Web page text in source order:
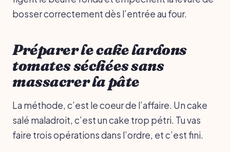
bosser correctement dès l’entrée au four.
Préparer le cake lardons
tomates séchées sans
massacrer la pâte
La méthode, c’est le coeur de l’affaire. Un cake
salé maladroit, c’est un cake trop pétri. Tu vas
faire trois opérations dans l’ordre, et c’est fini.